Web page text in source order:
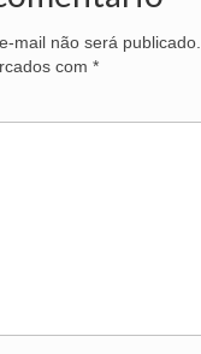
mail não será publicado.
com *